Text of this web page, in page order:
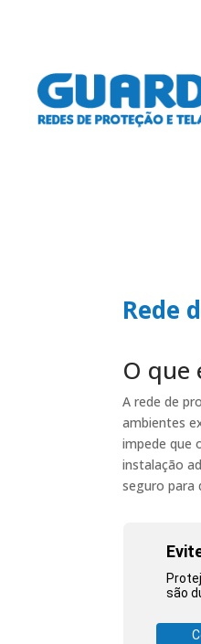
Rede
O que
A rede de
ambientes
impede que
instalação
seguro para
são